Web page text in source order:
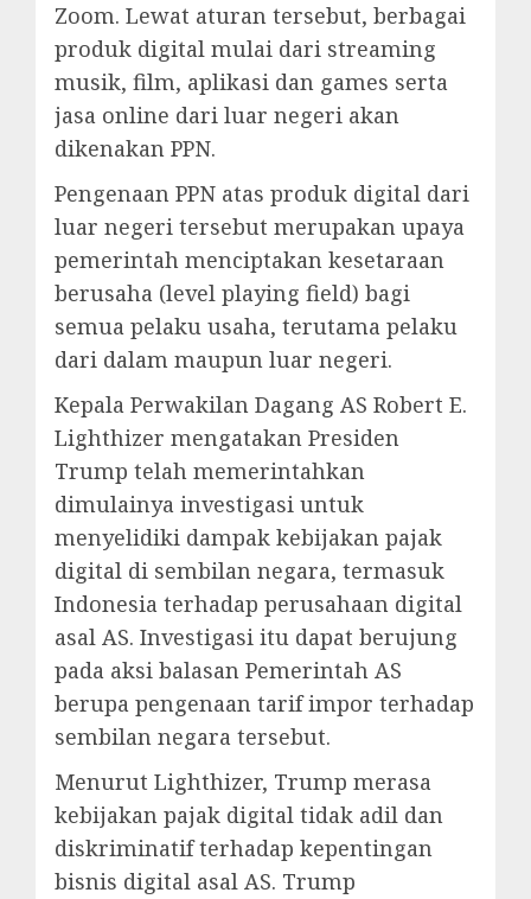
Zoom. Lewat aturan tersebut, berbagai
produk digital mulai dari streaming
musik, film, aplikasi dan games serta
jasa online dari luar negeri akan
dikenakan PPN.
Pengenaan PPN atas produk digital dari
luar negeri tersebut merupakan upaya
pemerintah menciptakan kesetaraan
berusaha (level playing field) bagi
semua pelaku usaha, terutama pelaku
dari dalam maupun luar negeri.
Kepala Perwakilan Dagang AS Robert E.
Lighthizer mengatakan Presiden
Trump telah memerintahkan
dimulainya investigasi untuk
menyelidiki dampak kebijakan pajak
digital di sembilan negara, termasuk
Indonesia terhadap perusahaan digital
asal AS. Investigasi itu dapat berujung
pada aksi balasan Pemerintah AS
berupa pengenaan tarif impor terhadap
sembilan negara tersebut.
Menurut Lighthizer, Trump merasa
kebijakan pajak digital tidak adil dan
diskriminatif terhadap kepentingan
bisnis digital asal AS. Trump